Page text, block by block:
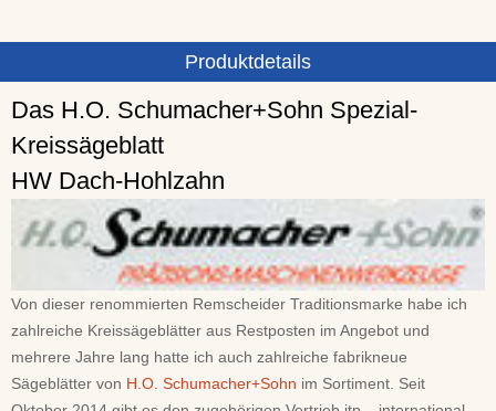
Produktdetails
Das H.O. Schumacher+Sohn Spezial-
Kreissägeblatt
HW Dach-Hohlzahn
Von dieser renommierten Remscheider Traditionsmarke habe ich
zahlreiche Kreissägeblätter aus Restposten im Angebot und
mehrere Jahre lang hatte ich auch zahlreiche fabrikneue
Sägeblätter von H.O. Schumacher+Sohn im Sortiment. Seit